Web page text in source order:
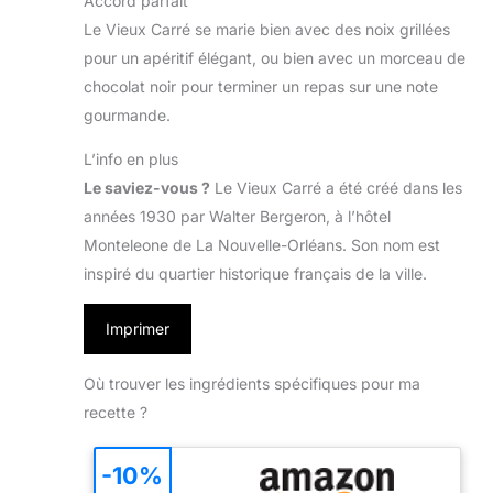
Le Vieux Carré se marie bien avec des noix grillées
pour un apéritif élégant, ou bien avec un morceau de
chocolat noir pour terminer un repas sur une note
gourmande.
L’info en plus
Le saviez-vous ? Le Vieux Carré a été créé dans les
années 1930 par Walter Bergeron, à l’hôtel
Monteleone de La Nouvelle-Orléans. Son nom est
inspiré du quartier historique français de la ville.
Imprimer
Où trouver les ingrédients spécifiques pour ma
recette ?
-10%